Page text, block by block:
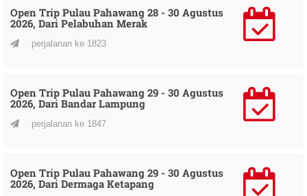
Open Trip Pulau Pahawang 28 - 30 Agustus
2026, Dari Pelabuhan Merak
perjalanan ke 1823
Open Trip Pulau Pahawang 29 - 30 Agustus
2026, Dari Bandar Lampung
perjalanan ke 1847
Open Trip Pulau Pahawang 29 - 30 Agustus
2026, Dari Dermaga Ketapang